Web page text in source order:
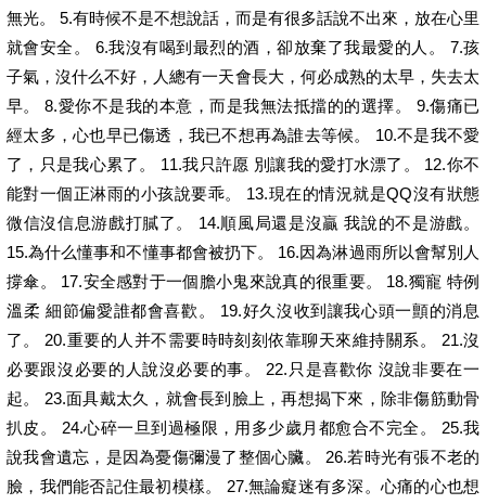
無光。 5.有時候不是不想說話，而是有很多話說不出來，放在心里
就會安全。 6.我沒有喝到最烈的酒，卻放棄了我最愛的人。 7.孩
子氣，沒什么不好，人總有一天會長大，何必成熟的太早，失去太
早。 8.愛你不是我的本意，而是我無法抵擋的的選擇。 9.傷痛已
經太多，心也早已傷透，我已不想再為誰去等候。 10.不是我不愛
了，只是我心累了。 11.我只許愿 別讓我的愛打水漂了。 12.你不
能對一個正淋雨的小孩說要乖。 13.現在的情況就是QQ沒有狀態
微信沒信息游戲打膩了。 14.順風局還是沒贏 我說的不是游戲。
15.為什么懂事和不懂事都會被扔下。 16.因為淋過雨所以會幫別人
撐傘。 17.安全感對于一個膽小鬼來說真的很重要。 18.獨寵 特例
溫柔 細節偏愛誰都會喜歡。 19.好久沒收到讓我心頭一顫的消息
了。 20.重要的人并不需要時時刻刻依靠聊天來維持關系。 21.沒
必要跟沒必要的人說沒必要的事。 22.只是喜歡你 沒說非要在一
起。 23.面具戴太久，就會長到臉上，再想揭下來，除非傷筋動骨
扒皮。 24.心碎一旦到過極限，用多少歲月都愈合不完全。 25.我
說我會遺忘，是因為憂傷彌漫了整個心臟。 26.若時光有張不老的
臉，我們能否記住最初模樣。 27.無論癡迷有多深。心痛的心也想